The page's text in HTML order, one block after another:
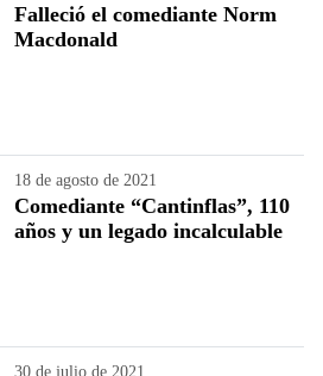
Falleció el comediante Norm
Macdonald
18 de agosto de 2021
Comediante “Cantinflas”, 110
años y un legado incalculable
30 de julio de 2021